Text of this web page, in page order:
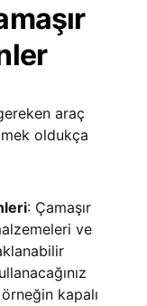
araç
oldukça
: Çamaşır
ve
kapalı